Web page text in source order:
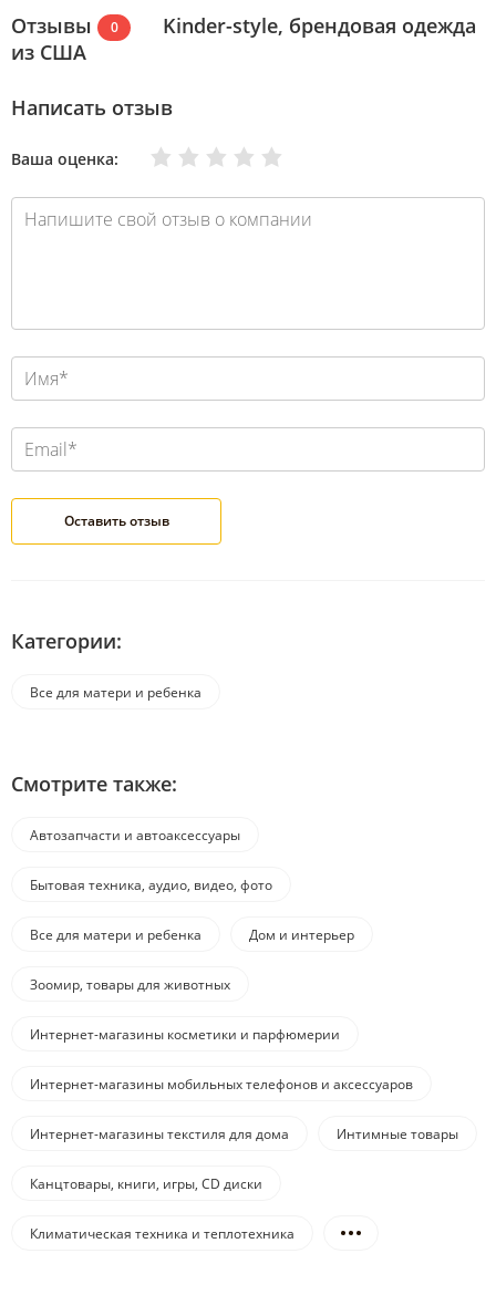
Отзывы 0
Kinder-style, брендовая одежда
из США
Написать отзыв
Ваша оценка: Отлично
Хорошо
Нормально
Плохо
Очень плохо
Категории:
Все для матери и ребенка
Смотрите также:
Автозапчасти и автоаксессуары
Бытовая техника, аудио, видео, фото
Все для матери и ребенка Дом и интерьер
Зоомир, товары для животных
Интернет-магазины косметики и парфюмерии
Интернет-магазины мобильных телефонов и аксессуаров
Интернет-магазины текстиля для дома Интимные товары
Канцтовары, книги, игры, CD диски
Климатическая техника и теплотехника